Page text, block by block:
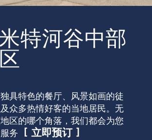
特河谷中部
具特色的餐厅、风景如画的徒
众多热情好客的当地居民。无
区的哪个角落，我们都会为您
务
立即预订